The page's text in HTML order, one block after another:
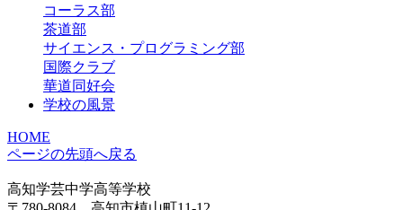
コーラス部
茶道部
サイエンス・プログラミング部
国際クラブ
華道同好会
学校の風景
HOME
ページの先頭へ戻る
高知学芸中学高等学校